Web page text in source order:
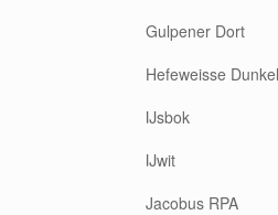
Gulpener Dort
Hefeweisse Dunkel
IJsbok
IJwit
Jacobus RPA